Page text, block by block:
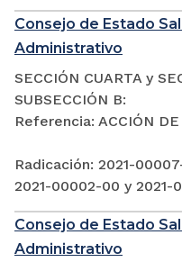
Consejo de Estado
Administrativo
SECCIÓN CUARTA y
SUBSECCIÓN B:
Referencia: ACCIÓN
Radicación: 2021-
2021-00002-00 y 2021-
Consejo de Estado
Administrativo